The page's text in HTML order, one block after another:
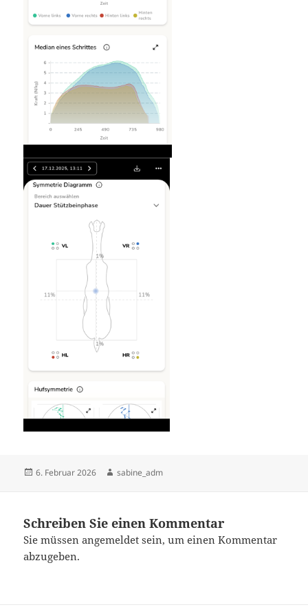
Veröffentlicht
6. Februar 2026 Autor
sabine_adm
Schreiben Sie einen Kommentar
Sie müssenangemeldet sein, um einen Kommentar
abzugeben.